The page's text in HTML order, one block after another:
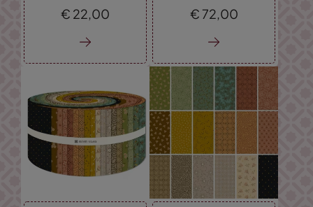
€ 22,00
€ 72,00